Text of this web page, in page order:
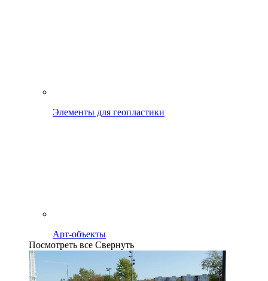
Элементы для геопластики
Арт-объекты
Посмотреть все Свернуть